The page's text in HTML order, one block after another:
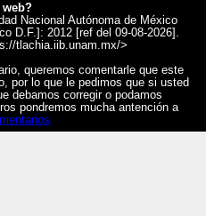
web?
Nacional Autónoma de México
D.F.]: 2012 [ref del 09-08-2026].
tlachia.iib.unam.mx/>
queremos comentarle que este
por lo que le pedimos que si usted
debamos corregir o podamos
pondremos mucha antención a